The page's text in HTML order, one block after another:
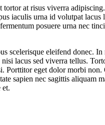
at risus viverra
iaculis urna id volutpat
posuere urna nec
scelerisque eleifend
lacus sed viverra tellus.
eget dolor morbi
sapien nec sagittis aliquam
et.